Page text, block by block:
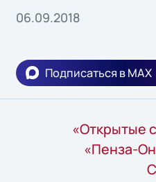
06.09.2018
Подписаться в MAX
«Открытые
«Пенза-